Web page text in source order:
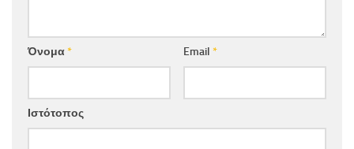
Όνομα* Email *
Ιστότοπος